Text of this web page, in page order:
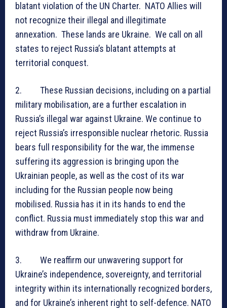
blatant violation of the UN Charter. NATO Allies will
not recognize their illegal and illegitimate
annexation. These lands are Ukraine. We call on all
states to reject Russia’s blatant attempts at
territorial conquest.
2. These Russian decisions, including on a partial
military mobilisation, are a further escalation in
Russia’s illegal war against Ukraine. We continue to
reject Russia’s irresponsible nuclear rhetoric. Russia
bears full responsibility for the war, the immense
suffering its aggression is bringing upon the
Ukrainian people, as well as the cost of its war
including for the Russian people now being
mobilised. Russia has it in its hands to end the
conflict. Russia must immediately stop this war and
withdraw from Ukraine.
3. We reaffirm our unwavering support for
Ukraine’s independence, sovereignty, and territorial
integrity within its internationally recognized borders,
and for Ukraine’s inherent right to self-defence. NATO